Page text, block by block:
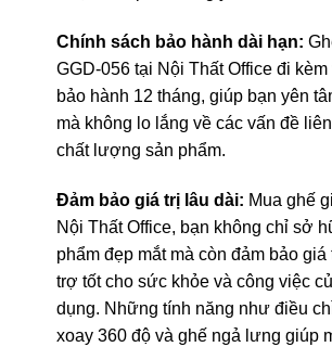
Chính sách bảo hành dài hạn:
GGD-056 tại Nội Thất Office đi
bảo hành 12 tháng, giúp bạn yên
mà không lo lắng về các vấn đề
chất lượng sản phẩm.
Đảm bảo giá trị lâu dài: Mua ghế
Nội Thất Office, bạn không chỉ sở
phẩm đẹp mắt mà còn đảm bảo giá
trợ tốt cho sức khỏe và công việc
dụng. Những tính năng như điều
xoay 360 độ và ghế ngả lưng giúp